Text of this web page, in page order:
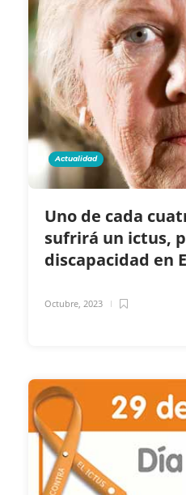
Actualidad
Uno de cada
sufrirá un ictus,
discapacidad en
Octubre, 2023